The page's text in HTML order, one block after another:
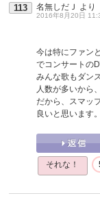
113 名無しだＪ より
2016年8月20日
今は特にファン
でコンサートの
みんな歌もダン
人数が多いから
だから、スマッ
良いと思います。
それな！